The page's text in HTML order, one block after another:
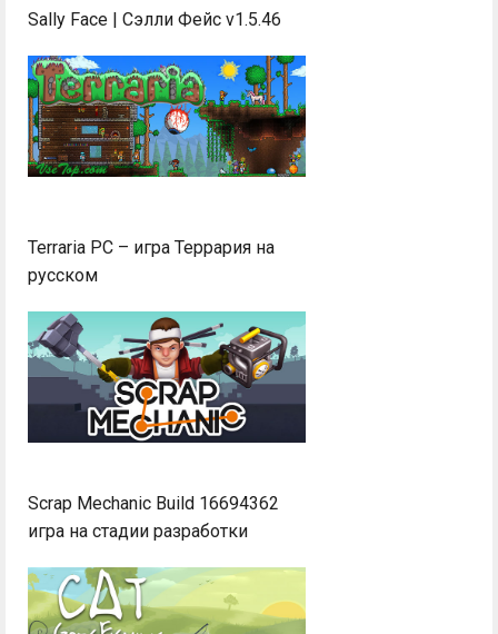
Sally Face | Сэлли Фейс v1.5.46
Terraria PC – игра Террария на
русском
Scrap Mechanic Build 16694362
игра на стадии разработки